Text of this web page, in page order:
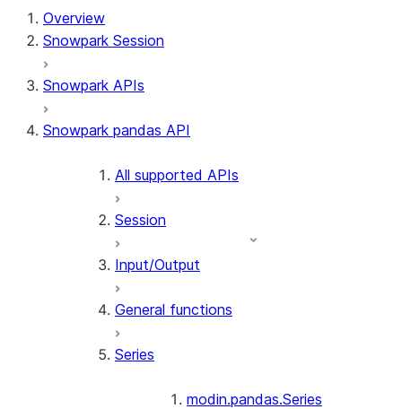
Overview
Snowpark Session
Snowpark APIs
Snowpark pandas API
All supported APIs
Session
Input/Output
General functions
Series
modin.pandas.Series